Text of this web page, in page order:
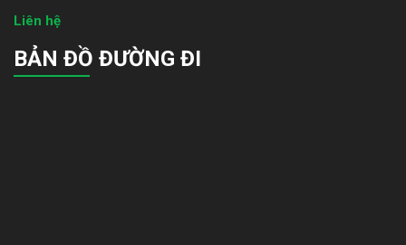
Liên hệ
BẢN ĐỒ ĐƯỜNG ĐI